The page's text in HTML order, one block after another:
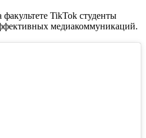
TikTok студенты
медиакоммуникаций.